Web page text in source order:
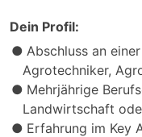
Dein Profil:
Abschluss an
Agrotechniker,
Mehrjährige
Landwirtschaft
Erfahrung im Key